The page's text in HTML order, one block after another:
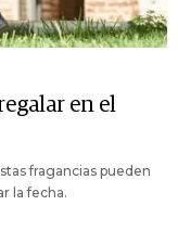
en el
fragancias pueden
la fecha.